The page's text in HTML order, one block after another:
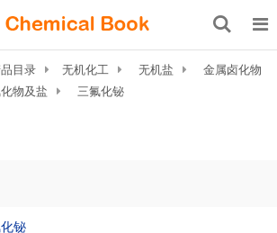
目录 无机化工 无机盐
金属卤化物
物及盐 三氟化铋
铋